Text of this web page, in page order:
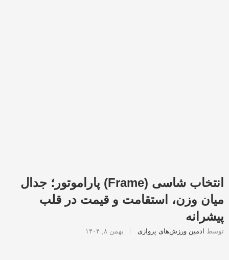
انتخاب شاسی (Frame) پاراموتور؛ جدال
میان وزن، استقامت و قیمت در قلب
پیشرانه
توسط ادمین ورزش‌های پروازی بهمن ۸, ۱۴۰۴